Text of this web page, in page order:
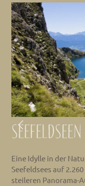
Seefeldseen
Eine Idylle in der
Seefeldsees auf
steileren Panorama-